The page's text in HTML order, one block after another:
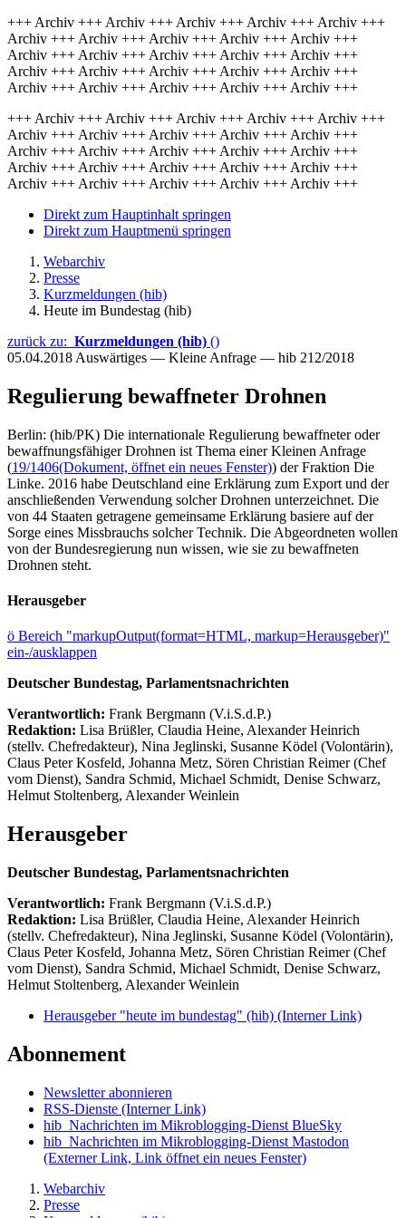
+++ Archiv +++ Archiv +++ Archiv +++ Archiv +++ Archiv +++
Archiv +++ Archiv +++ Archiv +++ Archiv +++ Archiv +++
Archiv +++ Archiv +++ Archiv +++ Archiv +++ Archiv +++
Archiv +++ Archiv +++ Archiv +++ Archiv +++ Archiv +++
Archiv +++ Archiv +++ Archiv +++ Archiv +++ Archiv +++
+++ Archiv +++ Archiv +++ Archiv +++ Archiv +++ Archiv +++
Archiv +++ Archiv +++ Archiv +++ Archiv +++ Archiv +++
Archiv +++ Archiv +++ Archiv +++ Archiv +++ Archiv +++
Archiv +++ Archiv +++ Archiv +++ Archiv +++ Archiv +++
Archiv +++ Archiv +++ Archiv +++ Archiv +++ Archiv +++
Direkt zum Hauptinhalt springen
Direkt zum Hauptmenü springen
Webarchiv
Presse
Kurzmeldungen (hib)
Heute im Bundestag (hib)
zurück zu: Kurzmeldungen (hib) ()
05.04.2018 Auswärtiges — Kleine Anfrage — hib 212/2018
Regulierung bewaffneter Drohnen
Berlin: (hib/PK) Die internationale Regulierung bewaffneter oder
bewaffnungsfähiger Drohnen ist Thema einer Kleinen Anfrage
(19/1406(Dokument, öffnet ein neues Fenster)) der Fraktion Die
Linke. 2016 habe Deutschland eine Erklärung zum Export und der
anschließenden Verwendung solcher Drohnen unterzeichnet. Die
von 44 Staaten getragene gemeinsame Erklärung basiere auf der
Sorge eines Missbrauchs solcher Technik. Die Abgeordneten wollen
von der Bundesregierung nun wissen, wie sie zu bewaffneten
Drohnen steht.
Herausgeber
ö Bereich "markupOutput(format=HTML, markup=Herausgeber)"
ein-/ausklappen
Deutscher Bundestag, Parlamentsnachrichten
Verantwortlich: Frank Bergmann (V.i.S.d.P.)
Redaktion: Lisa Brüßler, Claudia Heine, Alexander Heinrich
(stellv. Chefredakteur), Nina Jeglinski, Susanne Ködel (Volontärin),
Claus Peter Kosfeld, Johanna Metz, Sören Christian Reimer (Chef
vom Dienst), Sandra Schmid, Michael Schmidt, Denise Schwarz,
Helmut Stoltenberg, Alexander Weinlein
Herausgeber
Deutscher Bundestag, Parlamentsnachrichten
Verantwortlich: Frank Bergmann (V.i.S.d.P.)
Redaktion: Lisa Brüßler, Claudia Heine, Alexander Heinrich
(stellv. Chefredakteur), Nina Jeglinski, Susanne Ködel (Volontärin),
Claus Peter Kosfeld, Johanna Metz, Sören Christian Reimer (Chef
vom Dienst), Sandra Schmid, Michael Schmidt, Denise Schwarz,
Helmut Stoltenberg, Alexander Weinlein
Herausgeber "heute im bundestag" (hib) (Interner Link)
Abonnement
Newsletter abonnieren
RSS-Dienste (Interner Link)
hib_Nachrichten im Mikroblogging-Dienst BlueSky
hib_Nachrichten im Mikroblogging-Dienst Mastodon
(Externer Link, Link öffnet ein neues Fenster)
Webarchiv
Presse